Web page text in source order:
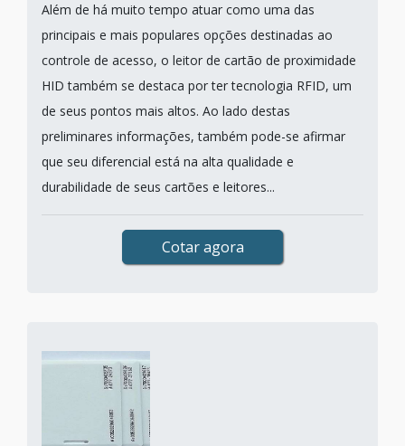
Além de há muito tempo atuar como uma das
principais e mais populares opções destinadas ao
controle de acesso, o leitor de cartão de proximidade
HID também se destaca por ter tecnologia RFID, um
de seus pontos mais altos. Ao lado destas
preliminares informações, também pode-se afirmar
que seu diferencial está na alta qualidade e
durabilidade de seus cartões e leitores...
Cotar agora